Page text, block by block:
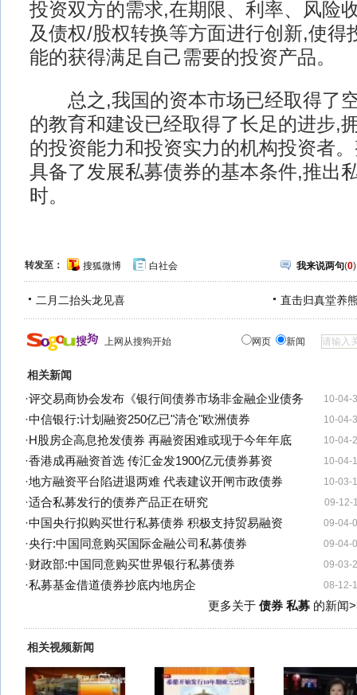
投资双方的需求,在期限、利率、风险
及债权/股权转换等方面进行创新,使得
能的获得满足自己需要的投资产品。
总之,我国的资本市场已经取得了
的教育和建设已经取得了长足的进步,
的投资能力和投资实力的机构投资者
具备了发展私募债券的基本条件,推出
时。
转发至： 搜狐微博 白社会 我来说两句(0)
二月二抬头龙见喜 直击归真堂养
上网从搜狗开始 网页 新闻
相关新闻
10-04-
·评交易商协会发布《银行间债券市场非金融企业债务
10-04-
·中信银行:计划融资250亿已"清仓"欧洲债券
10-04-
·H股房企高息抢发债券 再融资困难或现于今年年底
10-04-
·香港成再融资首选 传汇金发1900亿元债券募资
10-03-
·地方融资平台陷进退两难 代表建议开闸市政债券
09-12-
·适合私募发行的债券产品正在研究
09-04-
·中国央行拟购买世行私募债券 积极支持贸易融资
09-04-
·央行:中国同意购买国际金融公司私募债券
09-03-
·财政部:中国同意购买世界银行私募债券
08-12-
·私募基金借道债券抄底内地房企
更多关于 债券 私募的新闻
相关视频新闻